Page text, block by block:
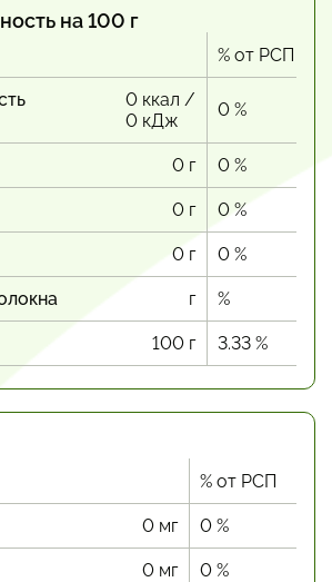
на 100 г
% от РСП
0 ккал /
0 кДж
0 %
0 г 0 %
0 г 0 %
0 г 0 %
г %
100 г 3.33 %
% от РСП
0 мг 0 %
0 мг 0 %